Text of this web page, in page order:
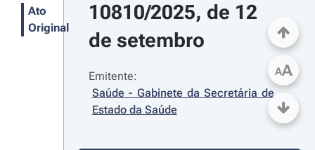
Ato
Original
10810/2025, de 12
de setembro
Emitente:
Saúde - Gabinete da Secretária de
Estado da Saúde
AA